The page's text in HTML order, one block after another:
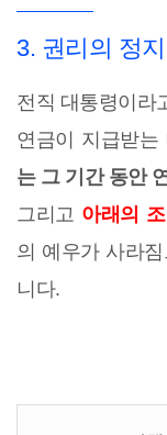
3. 권리의 정
전직 대통령이라
연금이 지급받는
는 그 기간 동안
그리고 아래의
의 예우가 사라
니다.